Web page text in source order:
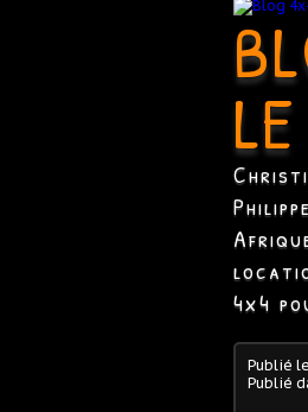
4x4
Publié le
Publié